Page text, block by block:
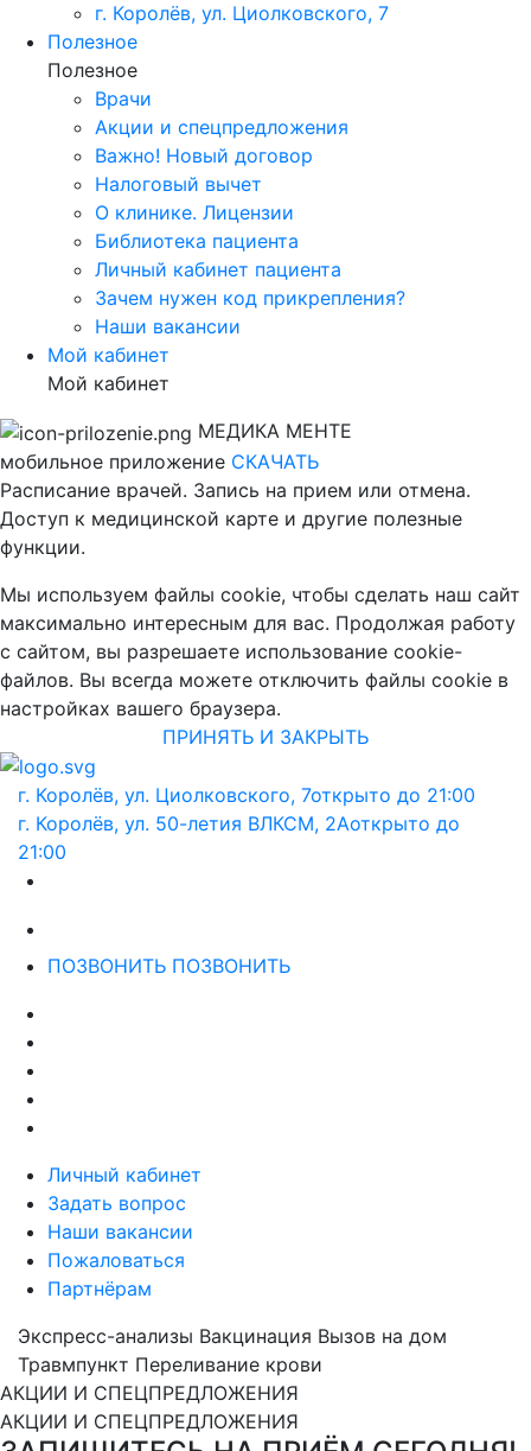
г. Королёв, ул. Циолковского, 7
Полезное
Полезное
Врачи
Акции и спецпредложения
Важно! Новый договор
Налоговый вычет
О клинике. Лицензии
Библиотека пациента
Личный кабинет пациента
Зачем нужен код прикрепления?
Наши вакансии
Мой кабинет
Мой кабинет
МЕДИКА МЕНТЕ
мобильное приложение СКАЧАТЬ
Расписание врачей. Запись на прием или отмена.
Доступ к медицинской карте и другие полезные
функции.
Мы используем файлы cookie, чтобы сделать наш сайт
максимально интересным для вас. Продолжая работу
с сайтом, вы разрешаете использование cookie-
файлов. Вы всегда можете отключить файлы cookie в
настройках вашего браузера.
ПРИНЯТЬ И ЗАКРЫТЬ
г. Королёв, ул. Циолковского, 7открыто до 21:00
г. Королёв, ул. 50-летия ВЛКСМ, 2Аоткрыто до
21:00
ПОЗВОНИТЬ ПОЗВОНИТЬ
Личный кабинет
Задать вопрос
Наши вакансии
Пожаловаться
Партнёрам
Экспресс-анализы Вакцинация Вызов на дом
Травмпункт Переливание крови
АКЦИИ И СПЕЦПРЕДЛОЖЕНИЯ
АКЦИИ И СПЕЦПРЕДЛОЖЕНИЯ